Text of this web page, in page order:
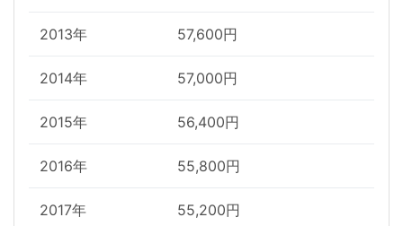
2013年 57,600円
2014年 57,000円
2015年 56,400円
2016年 55,800円
2017年 55,200円